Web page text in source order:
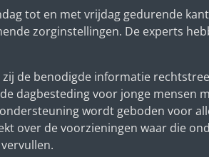
tot en met vrijdag gedurende
zorginstellingen. De experts
zij de benodigde informatie
dagbesteding voor jonge
wordt geboden voor
over de voorzieningen waar die